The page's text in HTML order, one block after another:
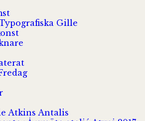
Gille
Atkins Antalis